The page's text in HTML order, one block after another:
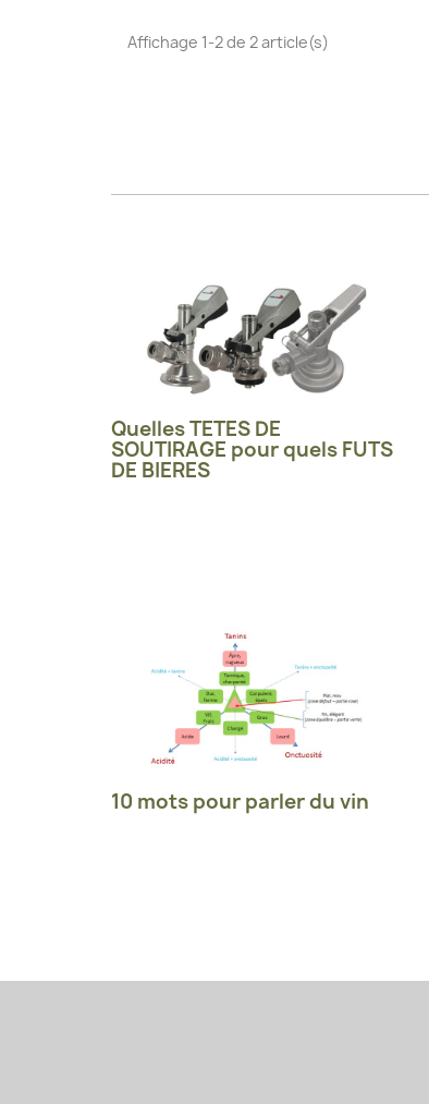
Affichage 1-2 de 2 article(s)
Quelles TETES DE
SOUTIRAGE pour quels FUTS
DE BIERES
10 mots pour parler du vin